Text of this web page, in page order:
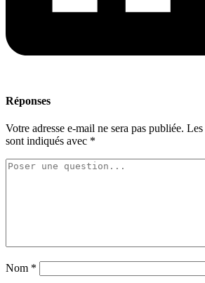
Réponses
Votre adresse e-mail ne sera pas publiée. Les
sont indiqués avec *
Nom *